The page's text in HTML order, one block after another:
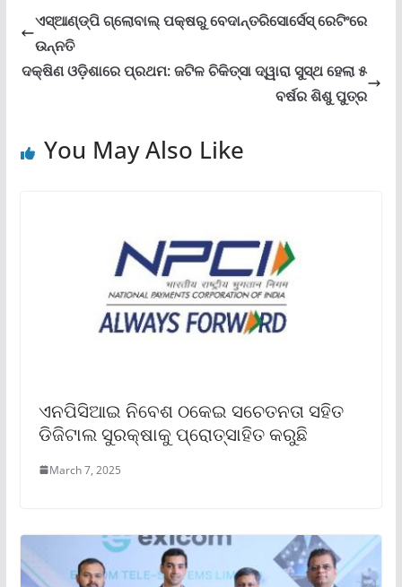
ଏସ୍‌ଆଣ୍ଡ୍‌ପି ଗ୍ଲୋବାଲ୍ ପକ୍ଷରୁ ବେଦାନ୍ତରିସୋର୍ସେସ୍ ରେଟିଂରେ
ଉନ୍ନତି
ଦକ୍ଷିଣ ଓଡ଼ିଶାରେ ପ୍ରଥମ: ଜଟିଳ ଚିକିତ୍ସା ଦ୍ୱାରା ସୁସ୍ଥ ହେଲା ୫
ବର୍ଷର ଶିଶୁ ପୁତ୍ର
You May Also Like
ଏନପିସିଆଇ ନିବେଶ ଠକେଇ ସଚେତନତା ସହିତ
ଡିଜିଟାଲ ସୁରକ୍ଷାକୁ ପ୍ରୋତ୍ସାହିତ କରୁଛି
March 7, 2025